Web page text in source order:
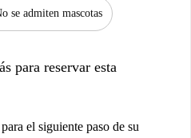
se admiten mascotas
para reservar esta
el siguiente paso de su